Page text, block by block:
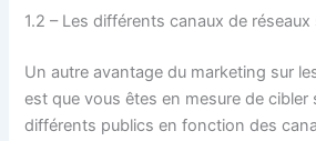
1.2 – Les différents canaux de réseaux
Un autre avantage du marketing sur
est que vous êtes en mesure de
différents publics en fonction des